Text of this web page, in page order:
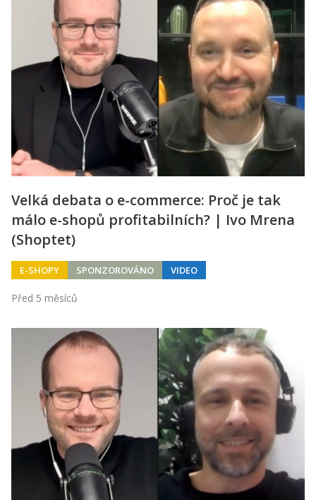
Velká debata o e-commerce: Proč je tak
málo e-shopů profitabilních? | Ivo Mrena
(Shoptet)
E-SHOPY SPONZOROVÁNO VIDEO
Před 5 měsíců